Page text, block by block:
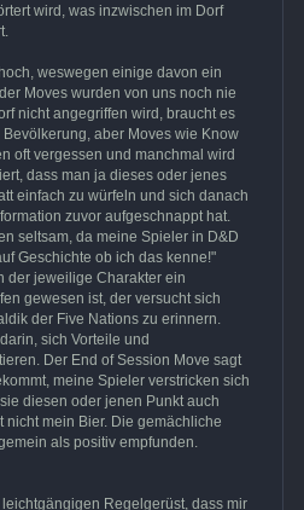
wird, was inzwischen im Dorf
weswegen einige davon ein
Moves wurden von uns noch nie
nicht angegriffen wird, braucht es
aber Moves wie Know
oft vergessen und manchmal wird
dass man ja dieses oder jenes
einfach zu würfeln und sich danach
zuvor aufgeschnappt hat.
seltsam, da meine Spieler in D&D
Geschichte ob ich das kenne!"
der jeweilige Charakter ein
gewesen ist, der versucht sich
der Five Nations zu erinnern.
sich Vorteile und
Der End of Session Move sagt
meine Spieler verstricken sich
diesen oder jenen Punkt auch
nicht mein Bier. Die gemächliche
als positiv empfunden.
Regelgerüst, dass mir